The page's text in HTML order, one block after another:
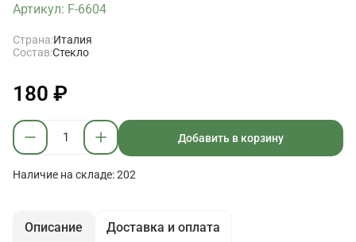
Артикул: F-6604
Страна:Италия
Состав:Стекло
180 ₽
Добавить в корзину
Наличие на складе: 202
Описание Доставка и оплата